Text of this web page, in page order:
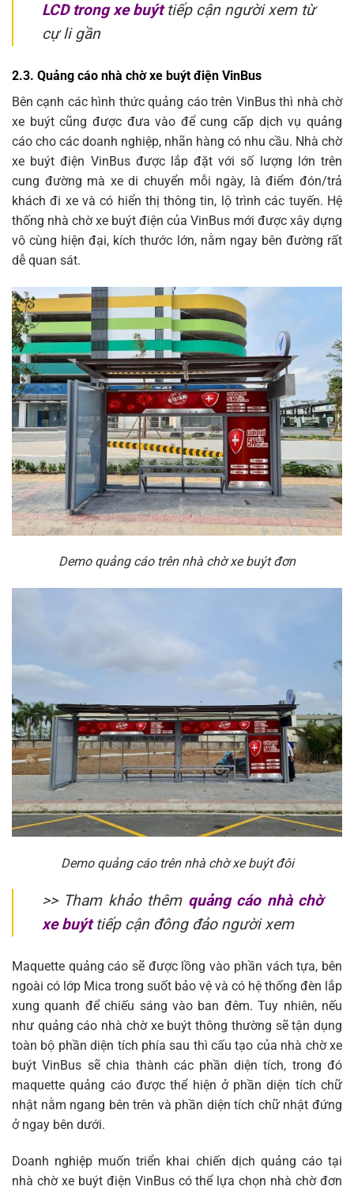
LCD trong xe buýttiếp cận người xem từ
cự li gần
2.3. Quảng cáo nhà chờ xe buýt điện VinBus
Bên cạnh các hình thức quảng cáo trên VinBus thì nhà chờ
xe buýt cũng được đưa vào để cung cấp dịch vụ quảng
cáo cho các doanh nghiệp, nhãn hàng có nhu cầu. Nhà chờ
xe buýt điện VinBus được lắp đặt với số lượng lớn trên
cung đường mà xe di chuyển mỗi ngày, là điểm đón/trả
khách đi xe và có hiển thị thông tin, lộ trình các tuyến. Hệ
thống nhà chờ xe buýt điện của VinBus mới được xây dựng
vô cùng hiện đại, kích thước lớn, nằm ngay bên đường rất
dễ quan sát.
Demo quảng cáo trên nhà chờ xe buýt đơn
Demo quảng cáo trên nhà chờ xe buýt đôi
>> Tham khảo thêm quảng cáo nhà chờ
xe buýttiếp cận đông đảo người xem
Maquette quảng cáo sẽ được lồng vào phần vách tựa, bên
ngoài có lớp Mica trong suốt bảo vệ và có hệ thống đèn lắp
xung quanh để chiếu sáng vào ban đêm. Tuy nhiên, nếu
như quảng cáo nhà chờ xe buýt thông thường sẽ tận dụng
toàn bộ phần diện tích phía sau thì cấu tạo của nhà chờ xe
buýt VinBus sẽ chia thành các phần diện tích, trong đó
maquette quảng cáo được thể hiện ở phần diện tích chữ
nhật nằm ngang bên trên và phần diện tích chữ nhật đứng
ở ngay bên dưới.
Doanh nghiệp muốn triển khai chiến dịch quảng cáo tại
nhà chờ xe buýt điện VinBus có thể lựa chọn nhà chờ đơn